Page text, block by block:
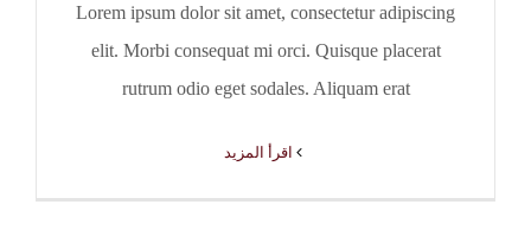
Lorem ipsum dolor sit amet, consectetur adipiscing
elit. Morbi consequat mi orci. Quisque placerat
rutrum odio eget sodales. Aliquam erat